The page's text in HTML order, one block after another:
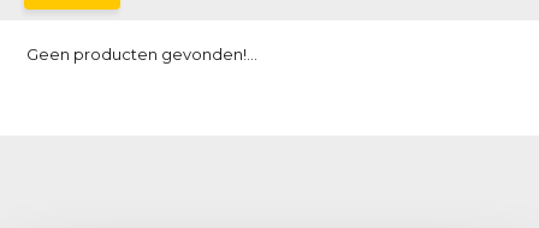
Geen producten gevonden!...